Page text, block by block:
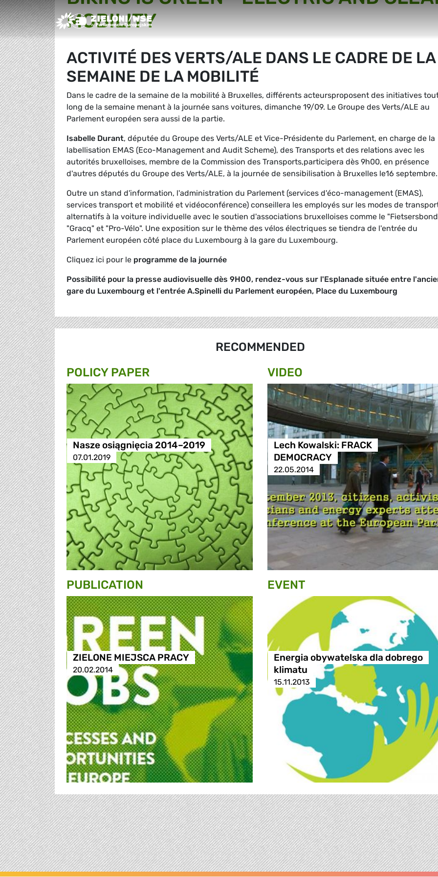
Greens/EFA Home
MOBILITY
ACTIVITÉ DES VERTS/ALE DANS LE CADRE DE LA
SEMAINE DE LA MOBILITÉ
Dans le cadre de la semaine de la mobilité à Bruxelles, différents acteursproposent des initiatives
long de la semaine menant à la journée sans voitures, dimanche 19/09. Le Groupe des Verts/ALE au
Parlement européen sera aussi de la partie.
Isabelle Durant, députée du Groupe des Verts/ALE et Vice-Présidente du Parlement, en charge de la
labellisation EMAS (Eco-Management and Audit Scheme), des Transports et des relations avec les
autorités bruxelloises, membre de la Commission des Transports,participera dès 9h00, en présence
d'autres députés du Groupe des Verts/ALE, à la journée de sensibilisation à Bruxelles le16 septembre.
Outre un stand d'information, l'administration du Parlement (services d'éco-management (EMAS),
services transport et mobilité et vidéoconférence) conseillera les employés sur les modes de
alternatifs à la voiture individuelle avec le soutien d'associations bruxelloises comme le
"Gracq" et "Pro-Vélo". Une exposition sur le thème des vélos électriques se tiendra de l'entrée du
Parlement européen côté place du Luxembourg à la gare du Luxembourg.
Cliquez ici pour le programme de la journée
Possibilité pour la presse audiovisuelle dès 9H00, rendez-vous sur l'Esplanade située entre
gare du Luxembourg et l'entrée A.Spinelli du Parlement européen, Place du Luxembourg
RECOMMENDED
POLICY PAPER
Nasze osiągnięcia 2014–2019
07.01.2019
VIDEO
Lech Kowalski: FRACK
DEMOCRACY
22.05.2014
PUBLICATION
ZIELONE MIEJSCA PRACY
20.02.2014
EVENT
Energia obywatelska dla dobrego
klimatu
15.11.2013